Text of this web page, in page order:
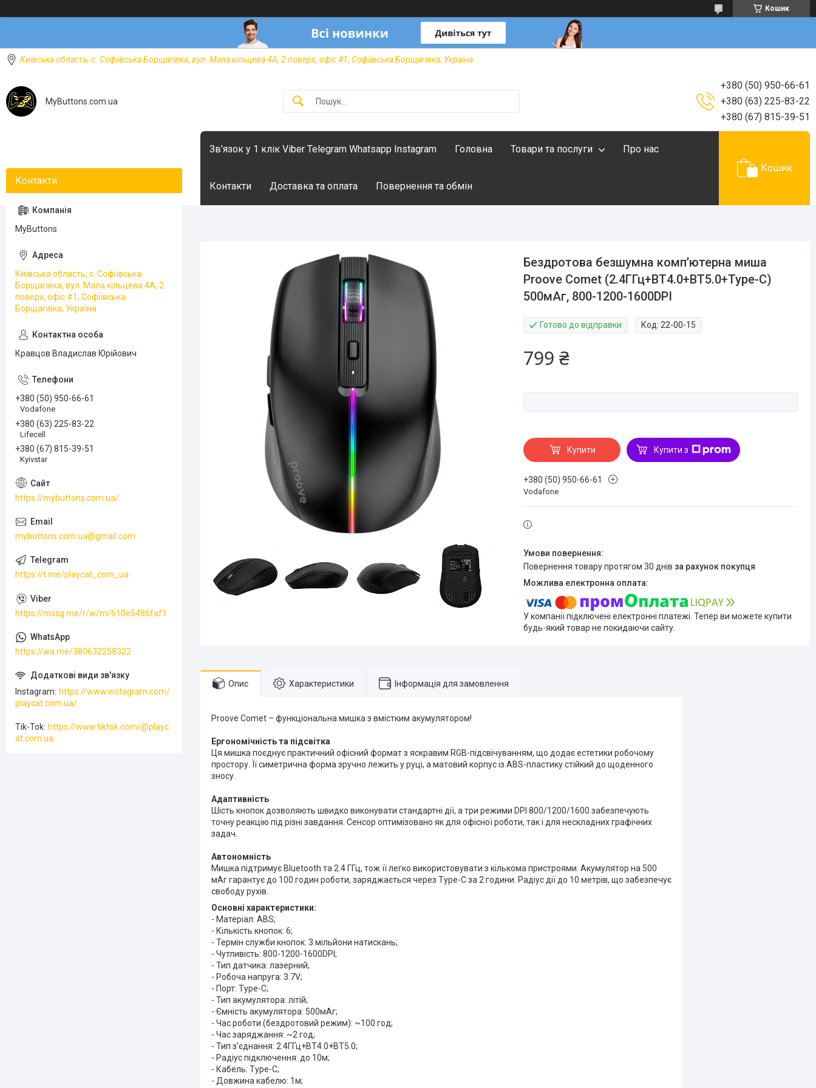
Кошик
Київська область, с. Софіївська Борщагівка, вул. Мала кільцева 4А, 2 поверх, офіс #1, Софіївська Борщагівка, Україна
MyButtons.com.ua
+380 (50) 950-66-61
+380 (63) 225-83-22
+380 (67) 815-39-51
Зв'язок у 1 клік Viber Telegram Whatsapp Instagram Головна Товари та послуги Про нас
Контакти Доставка та оплата Повернення та обмін
Кошик
Бездротова безшумна компʼютерна миша
Proove Comet (2.4ГГц+BT4.0+BT5.0+Type-C)
500мАг, 800-1200-1600DPI
Готово до відправки Код: 22-00-15
799 ₴
Купити Купити з
+380 (50) 950-66-61
Vodafone
повернення товару протягом 30 днів за рахунок покупця
У компанії підключені електронні платежі. Тепер ви можете купити
будь-який товар не покидаючи сайту.
Опис Характеристики Інформація для замовлення
Proove Comet – функціональна мишка з вмістким акумулятором!
Ергономічність та підсвітка
Ця мишка поєднує практичний офісний формат з яскравим RGB-підсвічуванням, що додає естетики робочому
простору. Її симетрична форма зручно лежить у руці, а матовий корпус із ABS-пластику стійкий до щоденного
зносу.
Адаптивність
Шість кнопок дозволяють швидко виконувати стандартні дії, а три режими DPI 800/1200/1600 забезпечують
точну реакцію під різні завдання. Сенсор оптимізовано як для офісної роботи, так і для нескладних графічних
задач.
Автономність
Мишка підтримує Bluetooth та 2.4 ГГц, тож її легко використовувати з кількома пристроями. Акумулятор на 500
мАг гарантує до 100 годин роботи, заряджається через Type-C за 2 години. Радіус дії до 10 метрів, що забезпечує
свободу рухів.
Основні характеристики:
- Матеріал: ABS;
- Кількість кнопок: 6;
- Термін служби кнопок: 3 мільйони натискань;
- Чутливість: 800-1200-1600DPI;
- Тип датчика: лазерний;
- Робоча напруга: 3.7V;
- Порт: Type-C;
- Тип акумулятора: літій;
- Ємність акумулятора: 500мАг;
- Час роботи (бездротовий режим): ~100 год;
- Час заряджання: ~2 год;
- Тип з'єднання: 2.4ГГц+BT4.0+BT5.0;
- Радіус підключення: до 10м;
- Кабель: Type-C;
- Довжина кабелю: 1м;
MyButtons
Київська область, с. Софіївська
Борщагівка, вул. Мала кільцева 4А, 2
поверх, офіс #1, Софіївська
Борщагівка, Україна
Кравцов Владислав Юрійович
+380 (50) 950-66-61
Vodafone
+380 (63) 225-83-22
Lifecell
+380 (67) 815-39-51
Kyivstar
https://mybuttons.com.ua/
mybuttons.com.ua@gmail.com
https://t.me/playcat_com_ua
https://mssg.me/r/w/m/610e5486faf13f001ffc23dc
https://wa.me/380632258322
Instagram
https://www.instagram.com/
playcat.com.ua/
Tik-Tok https://www.tiktok.com/@playc
at.com.ua